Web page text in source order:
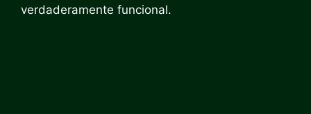
verdaderamente funcional.